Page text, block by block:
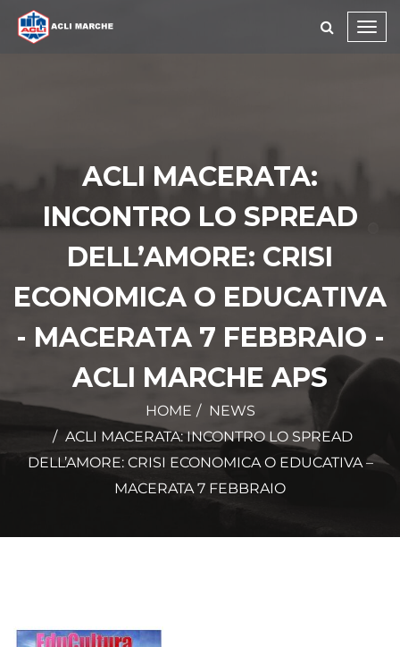
ACLI MACERATA:
INCONTRO LO SPREAD
DELL’AMORE: CRISI
ECONOMICA O EDUCATIVA
- MACERATA 7 FEBBRAIO -
ACLI MARCHE APS
HOME
NEWS
ACLI MACERATA: INCONTRO LO SPREAD
DELL’AMORE: CRISI ECONOMICA O EDUCATIVA –
MACERATA 7 FEBBRAIO